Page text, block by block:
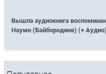
Вышла аудиокнига
Науме (Байбородине) (+ Аудио)